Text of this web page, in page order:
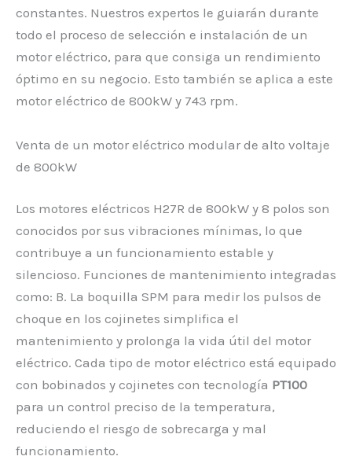
constantes. Nuestros expertos le guiarán durante
todo el proceso de selección e instalación de un
motor eléctrico, para que consiga un rendimiento
óptimo en su negocio. Esto también se aplica a este
motor eléctrico de 800kW y 743 rpm.
Venta de un motor eléctrico modular de alto voltaje
de 800kW
Los motores eléctricos H27R de 800kW y 8 polos son
conocidos por sus vibraciones mínimas, lo que
contribuye a un funcionamiento estable y
silencioso. Funciones de mantenimiento integradas
como: B. La boquilla SPM para medir los pulsos de
choque en los cojinetes simplifica el
mantenimiento y prolonga la vida útil del motor
eléctrico. Cada tipo de motor eléctrico está equipado
con bobinados y cojinetes con tecnología PT100
para un control preciso de la temperatura,
reduciendo el riesgo de sobrecarga y mal
funcionamiento.